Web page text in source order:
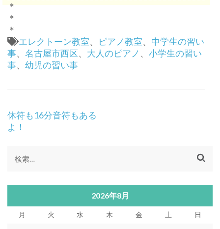
＊
＊
＊
エレクトーン教室、 ピアノ教室、 中学生の習い
事、 名古屋市西区、 大人のピアノ 、 小学生の習い
事、 幼児の習い事
投
稿
ゲ
シ
ン
休符も16分音符もある
よ！
検
2026年8月
月 火 水 木 金 土 日